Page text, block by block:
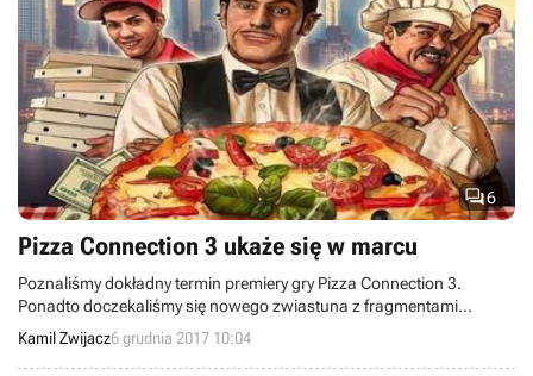
6
Pizza Connection 3 ukaże się w marcu
Poznaliśmy dokładny termin premiery gry Pizza Connection 3.
Ponadto doczekaliśmy się nowego zwiastuna z fragmentami
rozgrywki.
Kamil Zwijacz6 grudnia 2017 10:04